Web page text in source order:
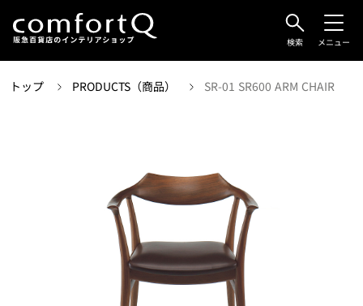
検索 メニュー
トップ PRODUCTS（商品） SR-01 SR600 ARM CHAIR